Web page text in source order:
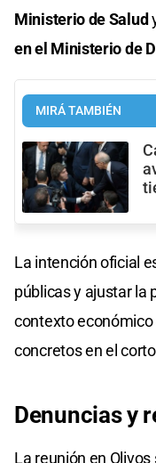
Ministerio de Salud
en el Ministerio de
MIRÁ TAMBIÉN
La intención oficial
públicas y ajustar la
contexto
concretos en el
Denuncias y
La reunión en